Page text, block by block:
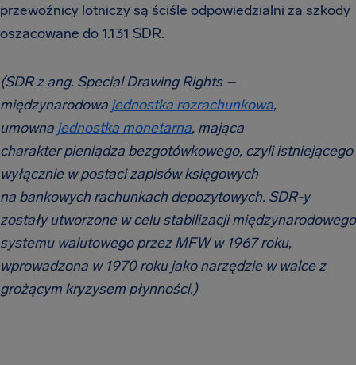
przewoźnicy lotniczy są ściśle odpowiedzialni za szkody
oszacowane do 1.131 SDR.
(SDR z ang. Special Drawing Rights –
międzynarodowa jednostka rozrachunkowa,
umowna jednostka monetarna, mająca
charakter pieniądza bezgotówkowego, czyli istniejącego
wyłącznie w postaci zapisów księgowych
na bankowych rachunkach depozytowych. SDR-y
zostały utworzone w celu stabilizacji międzynarodowego
systemu walutowego przez MFW w 1967 roku,
wprowadzona w 1970 roku jako narzędzie w walce z
grożącym kryzysem płynności.)